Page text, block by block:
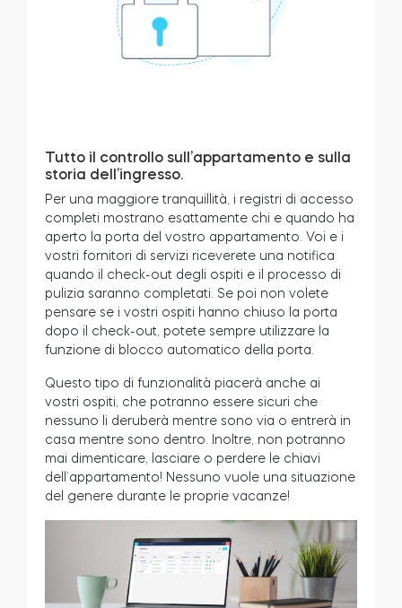
Tutto il controllo sull’appartamento e sulla
storia dell’ingresso.
Per una maggiore tranquillità, i registri di accesso
completi mostrano esattamente chi e quando ha
aperto la porta del vostro appartamento. Voi e i
vostri fornitori di servizi riceverete una notifica
quando il check-out degli ospiti e il processo di
pulizia saranno completati. Se poi non volete
pensare se i vostri ospiti hanno chiuso la porta
dopo il check-out, potete sempre utilizzare la
funzione di blocco automatico della porta.
Questo tipo di funzionalità piacerà anche ai
vostri ospiti, che potranno essere sicuri che
nessuno li deruberà mentre sono via o entrerà in
casa mentre sono dentro. Inoltre, non potranno
mai dimenticare, lasciare o perdere le chiavi
dell’appartamento! Nessuno vuole una situazione
del genere durante le proprie vacanze!